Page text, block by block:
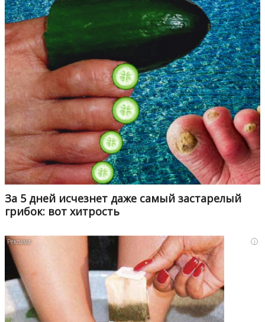
За 5 дней исчезнет даже самый застарелый
грибок: вот хитрость
i